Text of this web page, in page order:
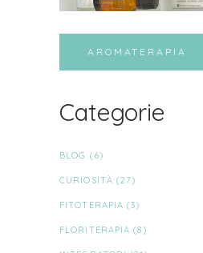
AROMATERAPIA
Categorie
BLOG (6)
CURIOSITÀ (27)
FITOTERAPIA (3)
FLORITERAPIA (8)